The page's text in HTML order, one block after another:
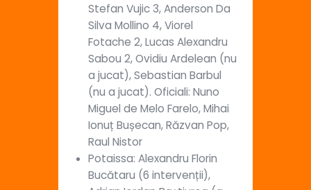
Stefan Vujic 3, Anderson Da
Silva Mollino 4, Viorel
Fotache 2, Lucas Alexandru
Sabou 2, Ovidiu Ardelean (nu
a jucat), Sebastian Barbul
(nu a jucat). Oficiali: Nuno
Miguel de Melo Farelo, Mihai
Ionuț Bușecan, Răzvan Pop,
Raul Nistor
Potaissa: Alexandru Florin
Bucătaru (6 intervenții),